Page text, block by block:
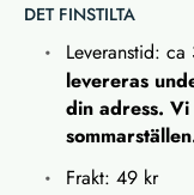
DET FINSTILTA
Leveranstid: ca
levereras
din adress.
Frakt: 49 kr